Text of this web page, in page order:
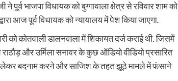
भाजपा विधायक को बुग्गावाला क्षेत्र से रविवार शाम को
आज पूर्व विधायक को न्यायालय में पेश किया जाएगा.
को कोतवाली डालनवाला में शिकायत दर्ज कराई थी. जिसमें
और उर्मिला सनावर के कुछ ऑडियो वीडियो प्रसारित
बदनाम करने और साजिश के तहत झूठे मामले में फंसाने